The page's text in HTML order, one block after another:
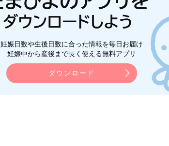
妊娠日数や生後日数に合った情報を毎日お届け
妊娠中から産後まで長く使える無料アプリ
ダウンロード